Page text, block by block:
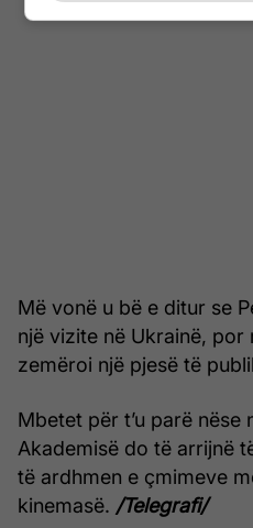
Më vonë u bë e ditur se
një vizite në Ukrainë, por
zemëroi një pjesë të
Mbetet për t’u parë
Akademisë do të arrijnë
të ardhmen e çmimeve
kinemasë. /Telegrafi/